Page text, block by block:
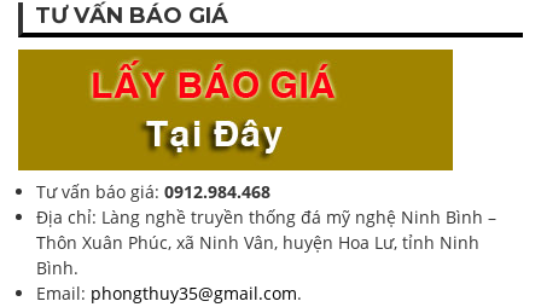
TƯ VẤN BÁO GIÁ
Tư vấn báo giá: 0912.984.468
Địa chỉ: Làng nghề truyền thống đá mỹ nghệ Ninh Bình –
Thôn Xuân Phúc, xã Ninh Vân, huyện Hoa Lư, tỉnh Ninh
Bình.
Email: phongthuy35@gmail.com.